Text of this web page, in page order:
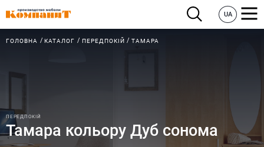
UA
ГОЛОВНА КАТАЛОГ ПЕРЕДПОКІЙ ТАМАРА
ПЕРЕДПОКІЙ
Тамара кольору Дуб сонома